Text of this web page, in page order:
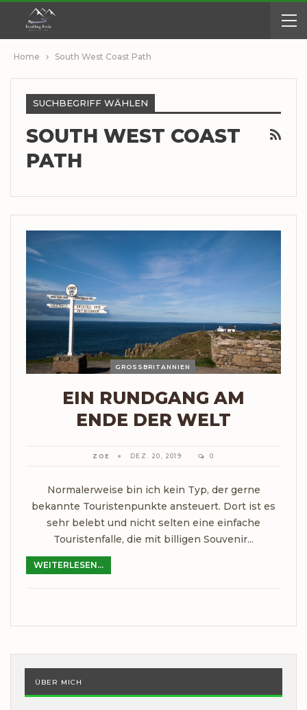
Home South West Coast Path
SUCHBEGRIFF WÄHLEN
SOUTH WEST COAST
PATH
GROSSBRITANNIEN
EIN RUNDGANG AM
ENDE DER WELT
ZOE DEZ. 20, 2019 0
Normalerweise bin ich kein Typ, der gerne
bekannte Touristenpunkte ansteuert. Dort ist es
sehr belebt und nicht selten eine einfache
Touristenfalle, die mit billigen Souvenir...
WEITERLESEN...
ÜBER MICH